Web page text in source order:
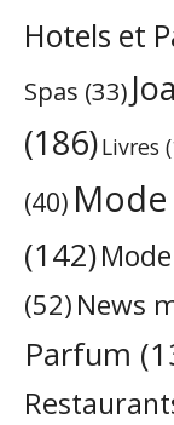
Hotels et
Spas (33)
(186)Livres
(40) Mode
(142)
(52) News
Parfum